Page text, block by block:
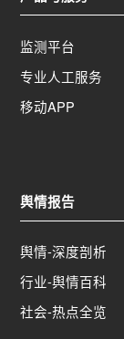
时，应注重
社会分裂和
重要保障。
在出现突发
以减少突
社会预期
改革的预
过公开透明
免因过高或
不同群体的
益。相关部
革成果惠及
护，避免因
监测平台
专业人工服务
移动APP
舆情报告
舆情-深度剖析
行业-舆情百科
社会-热点全览